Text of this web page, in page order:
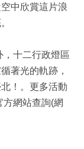
中欣賞這片浪
十二行政燈區
著光的軌跡，
！。更多活動
網站查詢(網